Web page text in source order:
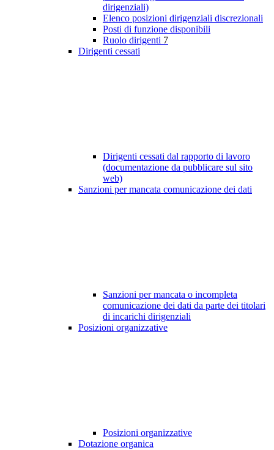
dirigenziali)
Elenco posizioni dirigenziali discrezionali
Posti di funzione disponibili
Ruolo dirigenti 7
Dirigenti cessati
Dirigenti cessati dal rapporto di lavoro
(documentazione da pubblicare sul sito
web)
Sanzioni per mancata comunicazione dei dati
Sanzioni per mancata o incompleta
comunicazione dei dati da parte dei titolari
di incarichi dirigenziali
Posizioni organizzative
Posizioni organizzative
Dotazione organica